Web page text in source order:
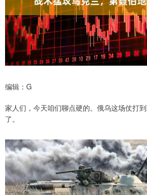
编辑：G
家人们，今天咱们聊点硬的。俄乌这场仗打
了。